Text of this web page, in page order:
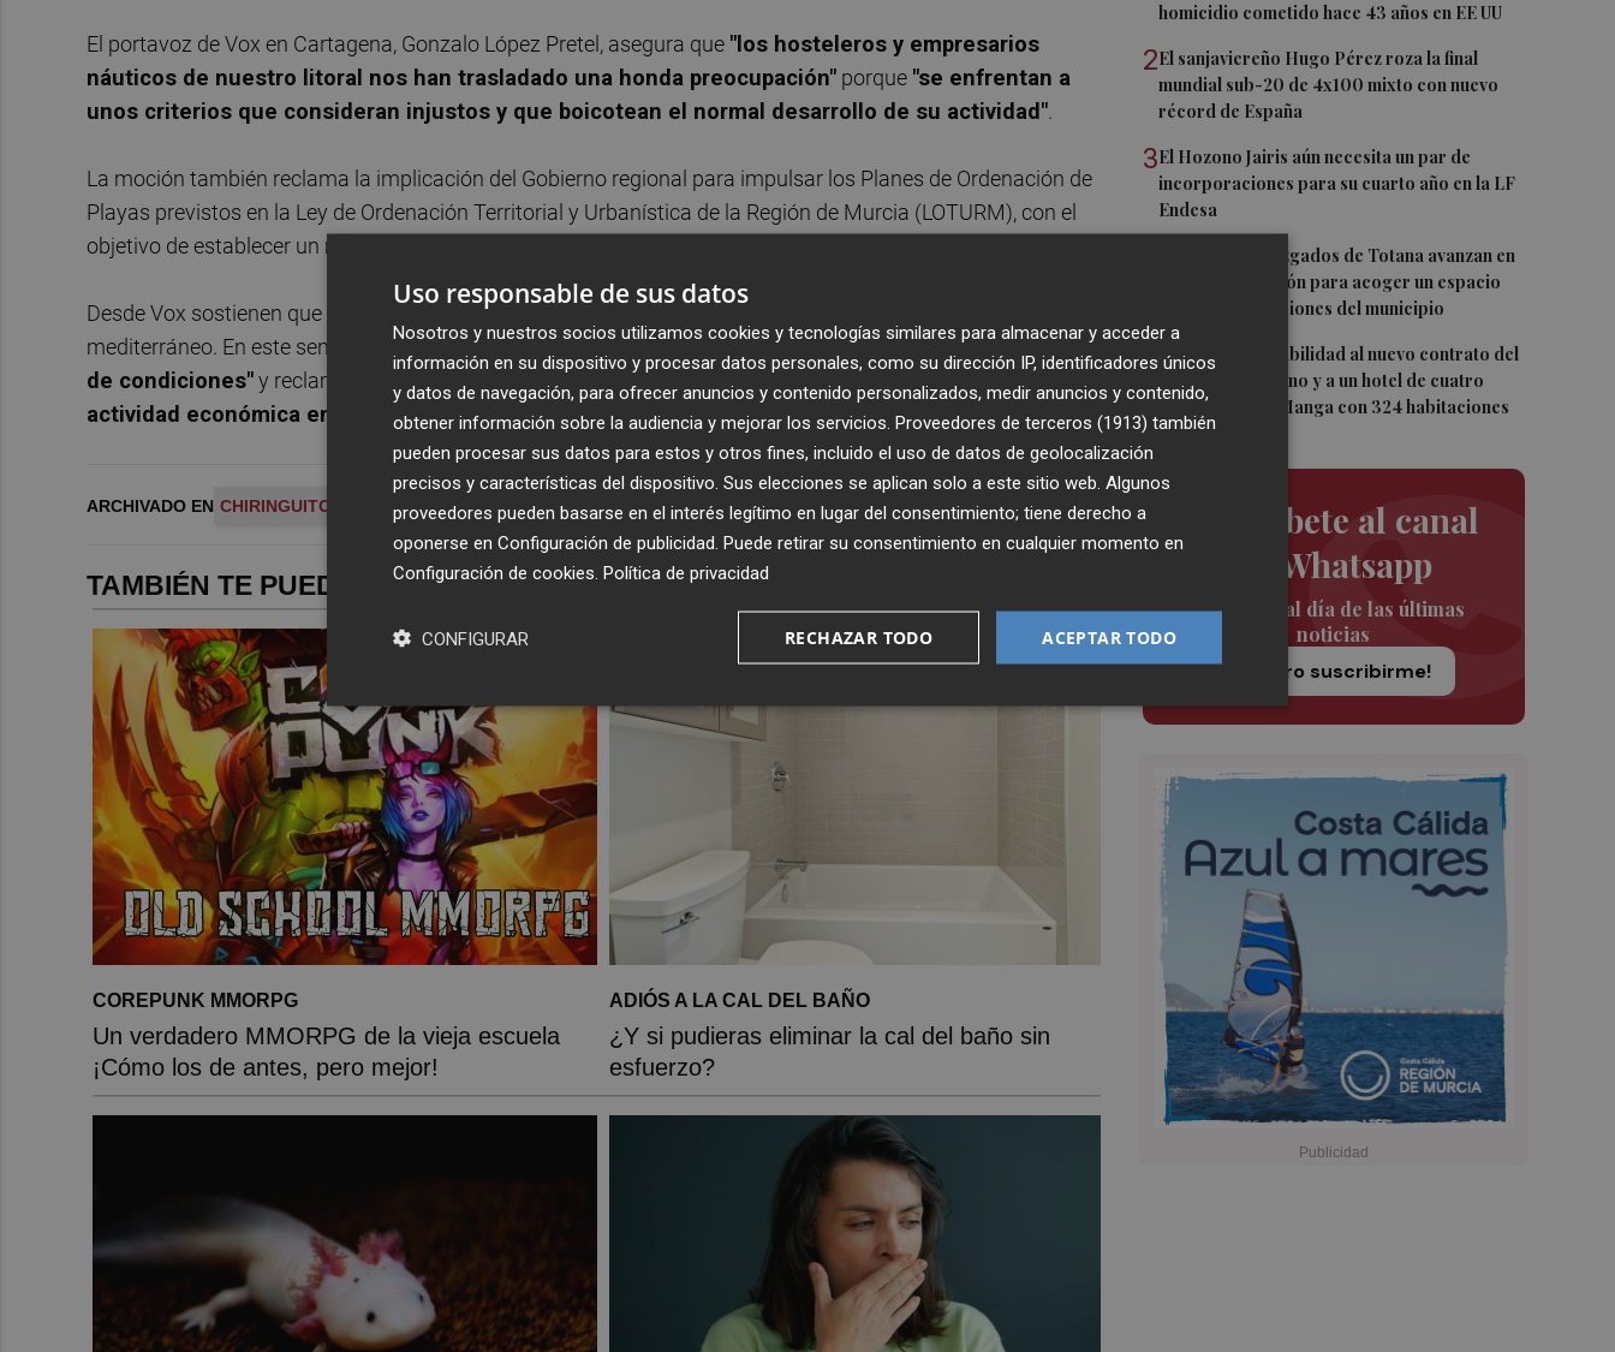
homicidio cometido hace 43 años en EE UU
2El sanjaviereño Hugo Pérez roza la final
mundial sub-20 de 4x100 mixto con nuevo
récord de España
3El Hozono Jairis aún necesita un par de
incorporaciones para su cuarto año en la LF
Endesa
Los antiguos Juzgados de Totana avanzan en
su transformación para acoger un espacio
para las asociaciones del municipio
5 San Javier da viabilidad al nuevo contrato del
transporte urbano y a un hotel de cuatro
estrellas en La Manga con 324 habitaciones
Suscríbete al canal
de Whatsapp
Siempre al día de las últimas
noticias
¡Quiero suscribirme!
El portavoz de Vox en Cartagena, Gonzalo López Pretel, asegura que "los hosteleros y empresarios
náuticos de nuestro litoral nos han trasladado una honda preocupación" porque "se enfrentan a
unos criterios que consideran injustos y que boicotean el normal desarrollo de su actividad".
La moción también reclama la implicación del Gobierno regional para impulsar los Planes de Ordenación de
Playas previstos en la Ley de Ordenación Territorial y Urbanística de la Región de Murcia (LOTURM), con el
objetivo de establecer un marco regulador estable para los municipios costeros.
Desde Vox sostienen que Cartagena se encuentra en una situación diferente a la de otros destinos del litoral
mediterráneo. En este sentido, López Pretel afirma que"Cartagena no puede competir en inferioridad
de condiciones"y reclama
"seguridad jurídica, reglas claras y administraciones que faciliten la
actividad económica en lugar de poner obstáculos innecesarios".
ARCHIVADO EN CHIRINGUITOS PLAYAS CARTAGENA
TAMBIÉN TE PUEDE INTERESAR
COREPUNK MMORPG
Un verdadero MMORPG de la vieja escuela
¡Cómo los de antes, pero mejor!
ADIÓS A LA CAL DEL BAÑO
¿Y si pudieras eliminar la cal del baño sin
esfuerzo?
Uso responsable de sus datos
Nosotros y nuestros socios utilizamos cookies y tecnologías similares para almacenar y acceder a
información en su dispositivo y procesar datos personales, como su dirección IP, identificadores únicos
y datos de navegación, para ofrecer anuncios y contenido personalizados, medir anuncios y contenido,
obtener información sobre la audiencia y mejorar los servicios. Proveedores de terceros (1913) también
pueden procesar sus datos para estos y otros fines, incluido el uso de datos de geolocalización
precisos y características del dispositivo. Sus elecciones se aplican solo a este sitio web. Algunos
proveedores pueden basarse en el interés legítimo en lugar del consentimiento; tiene derecho a
oponerse en Configuración de publicidad . Puede retirar su consentimiento en cualquier momento en
Configuración de cookies Política de privacidad
ACEPTAR TODO
RECHAZAR TODO
CONFIGURAR